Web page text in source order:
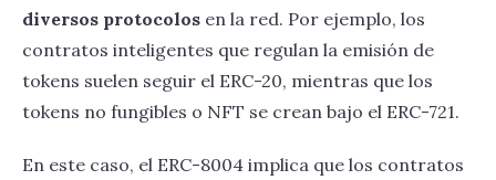
diversos protocolos en la red. Por ejemplo, los
contratos inteligentes que regulan la emisión de
tokens suelen seguir el ERC-20, mientras que los
tokens no fungibles o NFT se crean bajo el ERC-721.
En este caso, el ERC-8004 implica que los contratos